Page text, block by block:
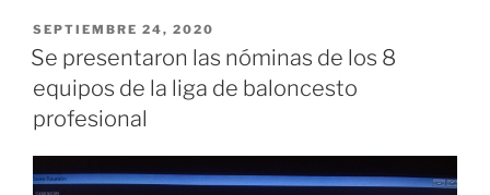
de
Juego,
de
la
del
baloncesto
PUBLICADO
EL
SEPTIEMBRE 24, 2020
Se presentaron las nóminas de los 8
equipos de la liga de baloncesto
profesional